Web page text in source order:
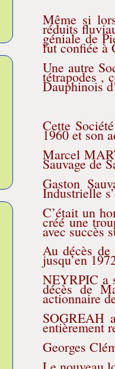
Même si
réduits
géniale de
fut confiée à
Une autre
tétrapodes ,
Dauphinois
Cette
1960 et son
Marcel
Sauvage de
Gaston
Industrielle
C’était un
créé une
avec succès
Au décès
jusqu’en
NEYRPIC a
décès de
actionnaire
SOGREAH
entièrement
Georges